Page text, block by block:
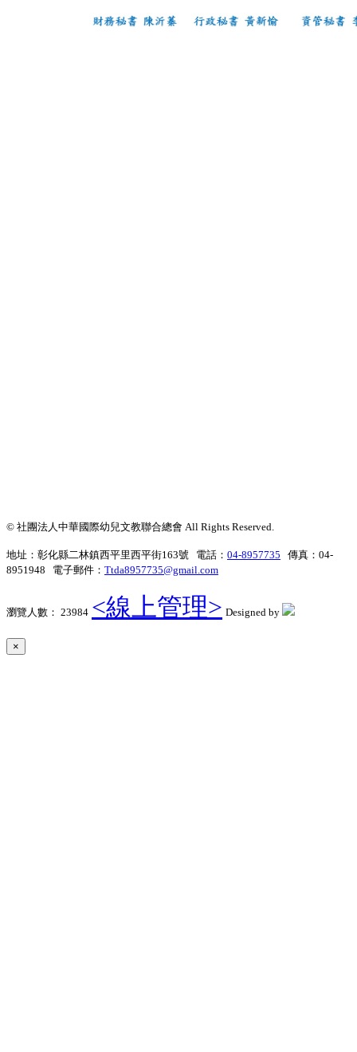
© 社團法人中華國際幼兒文教聯合總會 All Rights Reserved.
地址：彰化縣二林鎮西平里西平街163號 電話： 04-8957735 傳真：04-
8951948 電子郵件： Ttda8957735@gmail.com
瀏覽人數： 23984 <線上管理> Designed by
×